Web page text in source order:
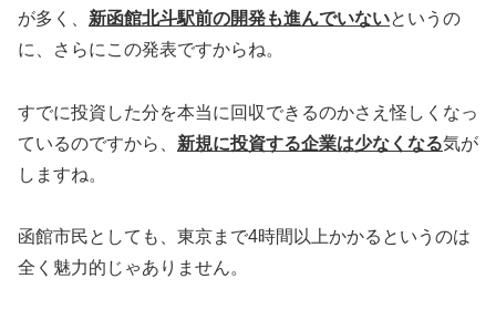
が多く、 新函館北斗駅前の開発も進んでいないというの
に、さらにこの発表ですからね。
すでに投資した分を本当に回収できるのかさえ怪しくなっ
ているのですから、 新規に投資する企業は少なくなる気が
しますね。
函館市民としても、東京まで4時間以上かかるというのは
全く魅力的じゃありません。